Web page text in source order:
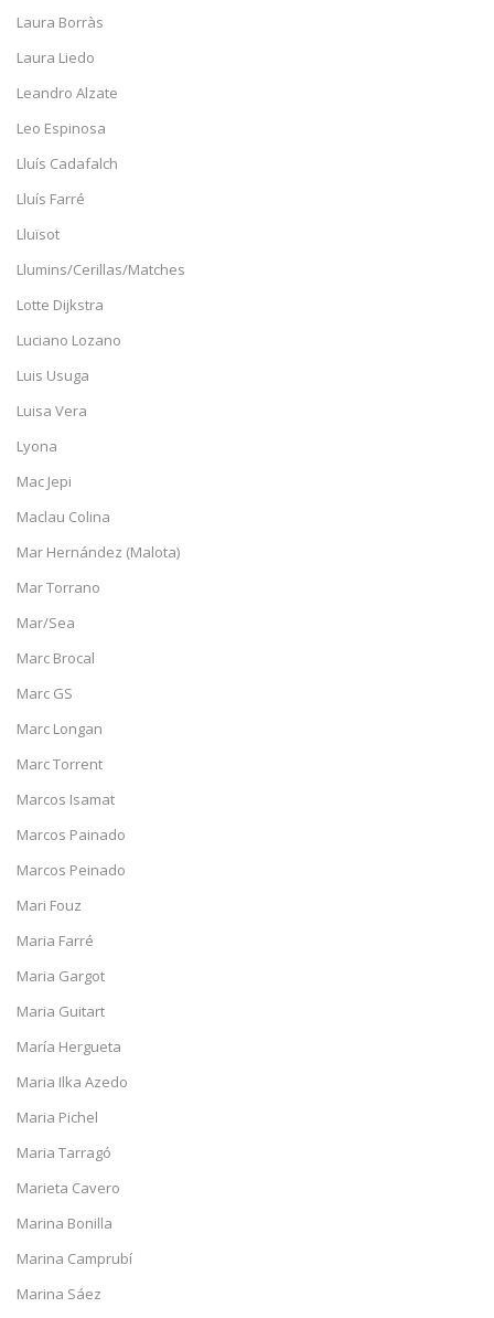
Laura Borràs
Laura Liedo
Leandro Alzate
Leo Espinosa
Lluís Cadafalch
Lluís Farré
Lluïsot
Llumins/Cerillas/Matches
Lotte Dijkstra
Luciano Lozano
Luis Usuga
Luisa Vera
Lyona
Mac Jepi
Maclau Colina
Mar Hernández (Malota)
Mar Torrano
Mar/Sea
Marc Brocal
Marc GS
Marc Longan
Marc Torrent
Marcos Isamat
Marcos Painado
Marcos Peinado
Mari Fouz
Maria Farré
Maria Gargot
Maria Guitart
María Hergueta
Maria Ilka Azedo
Maria Pichel
Maria Tarragó
Marieta Cavero
Marina Bonilla
Marina Camprubí
Marina Sáez